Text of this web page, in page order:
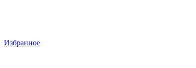
Избранное